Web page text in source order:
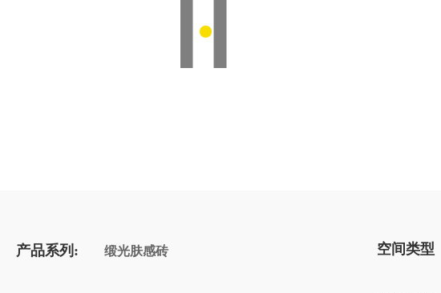
产品系列: 缎光肤感砖 空间类型